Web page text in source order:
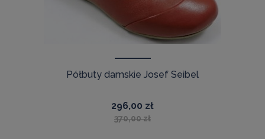
Półbuty damskie Josef Seibel
296,00 zł
370,00 zł